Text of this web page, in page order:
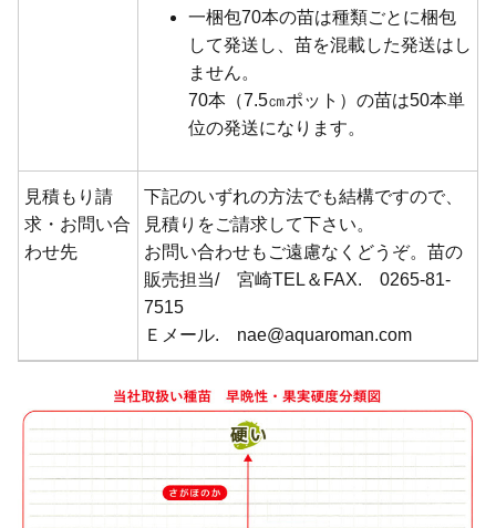
一梱包70本の苗は種類ごとに梱包
して発送し、苗を混載した発送はし
ません。
70本（7.5㎝ポット）の苗は50本単
位の発送になります。
見積もり請
求・お問い合
わせ先
下記のいずれの方法でも結構ですので、
見積りをご請求して下さい。
お問い合わせもご遠慮なくどうぞ。苗の
販売担当/ 宮崎TEL＆FAX. 0265-81-
7515
Ｅメール. nae@aquaroman.com